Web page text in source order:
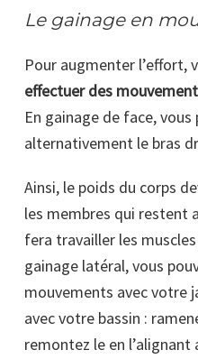
Le gainage en
Pour augmenter l’effort,
effectuer des
En gainage de face,
alternativement le bras
Ainsi, le poids du corps
les membres qui restent
fera travailler les
gainage latéral, vous
mouvements avec votre
avec votre bassin :
remontez le en